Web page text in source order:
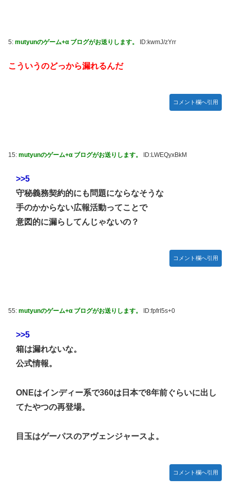
5: mutyunのゲーム+α ブログがお送りします。 ID:kwmJ/zYrr
こういうのどっから漏れるんだ
コメント欄へ引用
15: mutyunのゲーム+α ブログがお送りします。 ID:LWEQyxBkM
>>5
守秘義務契約的にも問題にならなそうな
手のかからない広報活動ってことで
意図的に漏らしてんじゃないの？
コメント欄へ引用
55: mutyunのゲーム+α ブログがお送りします。 ID:fpfrI5s+0
>>5
箱は漏れないな。
公式情報。
ONEはインディー系で360は日本で8年前ぐらいに出し
てたやつの再登場。
目玉はゲーパスのアヴェンジャースよ。
コメント欄へ引用